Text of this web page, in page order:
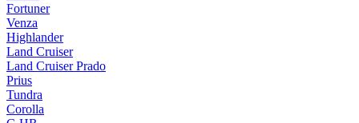
Fortuner
Venza
Highlander
Land Cruiser
Land Cruiser Prado
Prius
Tundra
Corolla